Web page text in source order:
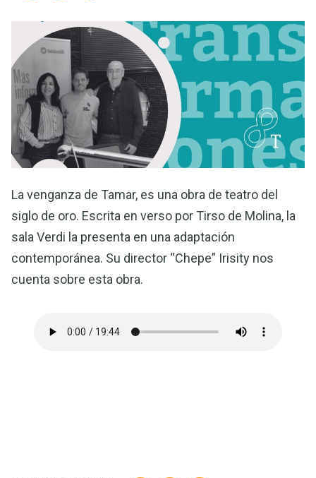
La venganza de Tamar, es una obra de teatro del
siglo de oro. Escrita en verso por Tirso de Molina, la
sala Verdi la presenta en una adaptación
contemporánea. Su director “Chepe” Irisity nos
cuenta sobre esta obra.